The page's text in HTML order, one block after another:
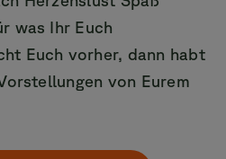
was Ihr Euch
Euch vorher, dann habt
von Eurem